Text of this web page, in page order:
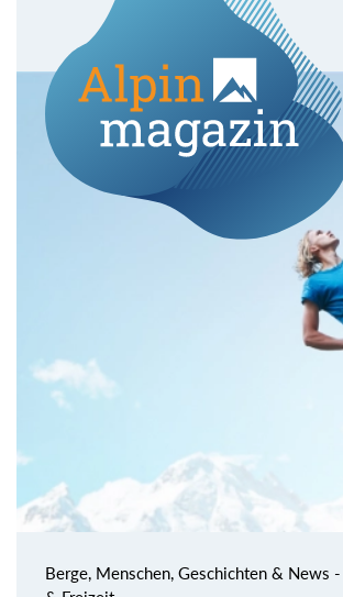
Berge, Menschen, Geschichten & News